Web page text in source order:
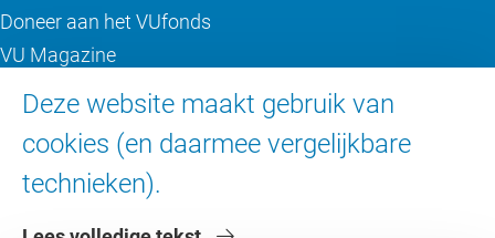
Deze website maakt gebruik van
cookies (en daarmee vergelijkbare
technieken).
Doneer aan het VUfonds
VU Magazine
Over de VU